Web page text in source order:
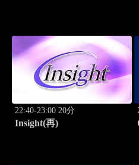
22:40-23:00 20分
Insight(再)